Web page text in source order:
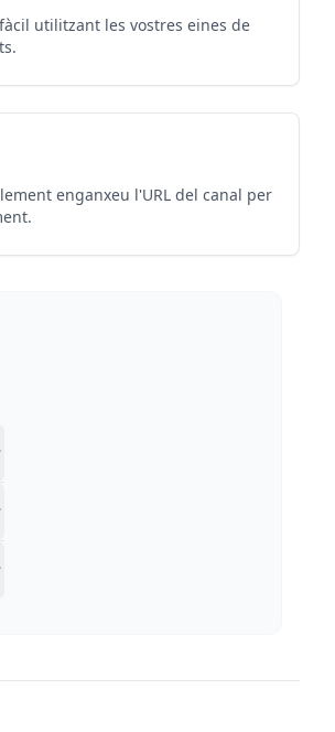
utilitzant les vostres eines de
enganxeu l'URL del canal per